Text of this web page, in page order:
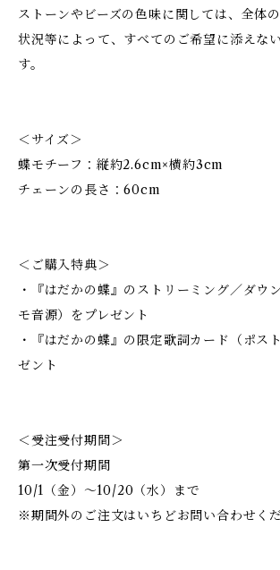
ストーンやビーズの色味に関しては、全体
状況等によって、すべてのご希望に添えな
す。
＜サイズ＞
蝶モチーフ：縦約2.6cm×横約3cm
チェーンの長さ：60cm
＜ご購入特典＞
・『はだかの蝶』のストリーミング／ダウ
モ音源）をプレゼント
・『はだかの蝶』の限定歌詞カード（ポス
ゼント
＜受注受付期間＞
第一次受付期間
10/1（金）〜10/20（水）まで
※期間外のご注文はいちどお問い合わせくだ